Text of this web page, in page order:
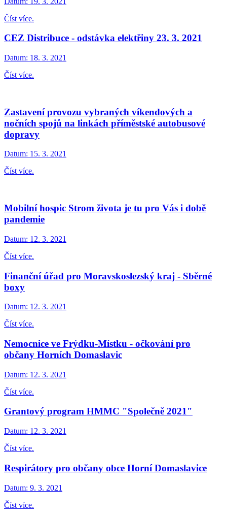
Číst více.
CEZ Distribuce - odstávka elektřiny 23. 3. 2021
Datum: 18. 3. 2021
Číst více.
Zastavení provozu vybraných víkendových a
nočních spojů na linkách příměstské autobusové
dopravy
Datum: 15. 3. 2021
Číst více.
Mobilní hospic Strom života je tu pro Vás i době
pandemie
Datum: 12. 3. 2021
Číst více.
Finanční úřad pro Moravskoslezský kraj - Sběrné
boxy
Datum: 12. 3. 2021
Číst více.
Nemocnice ve Frýdku-Místku - očkování pro
občany Horních Domaslavic
Datum: 12. 3. 2021
Číst více.
Grantový program HMMC "Společně 2021"
Datum: 12. 3. 2021
Číst více.
Respirátory pro občany obce Horní Domaslavice
Datum: 9. 3. 2021
Číst více.